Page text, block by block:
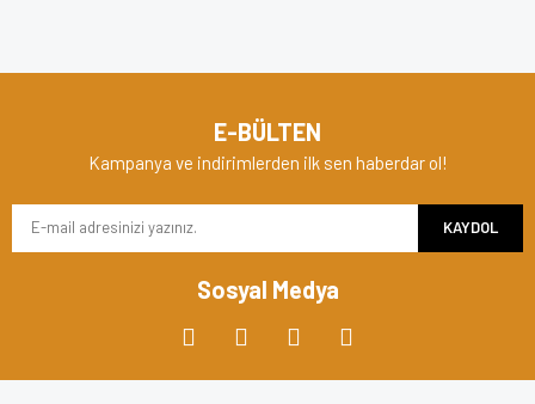
Ürün resmi kalitesiz, bozuk veya görüntülenemiyor.
Ürün açıklamasında eksik bilgiler bulunuyor.
Ürün fiyatı diğer sitelerden daha pahalı.
E-BÜLTEN
Kampanya ve indirimlerden ilk sen haberdar ol!
KAYDOL
Sosyal Medya